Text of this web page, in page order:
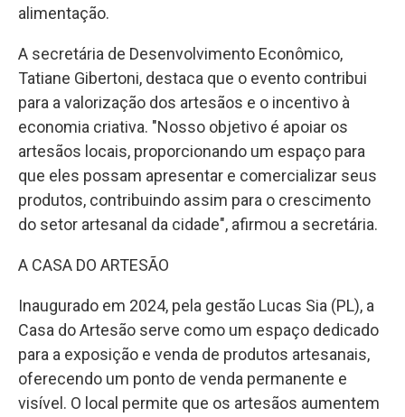
alimentação.
A secretária de Desenvolvimento Econômico,
Tatiane Gibertoni, destaca que o evento contribui
para a valorização dos artesãos e o incentivo à
economia criativa. "Nosso objetivo é apoiar os
artesãos locais, proporcionando um espaço para
que eles possam apresentar e comercializar seus
produtos, contribuindo assim para o crescimento
do setor artesanal da cidade", afirmou a secretária.
A CASA DO ARTESÃO
Inaugurado em 2024, pela gestão Lucas Sia (PL), a
Casa do Artesão serve como um espaço dedicado
para a exposição e venda de produtos artesanais,
oferecendo um ponto de venda permanente e
visível. O local permite que os artesãos aumentem